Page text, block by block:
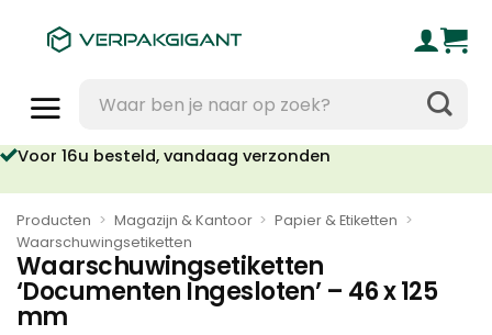
naar:
16u besteld, vandaag verzonden
Geen orderkosten vanaf €95
Producten > Magazijn & Kantoor > Papier & Etiketten >
Waarschuwingsetiketten
Waarschuwingsetiketten
‘Documenten Ingesloten’ – 46 x 125
mm